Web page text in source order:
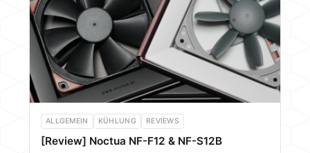
ALLGEMEIN KÜHLUNG REVIEWS
[Review] Noctua NF-F12 & NF-S12B